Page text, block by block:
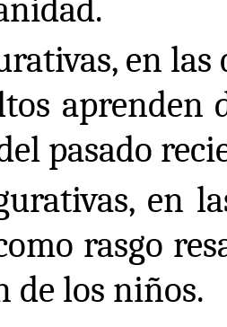
en
aprenden
pasado
en
rasgo
de los niños.